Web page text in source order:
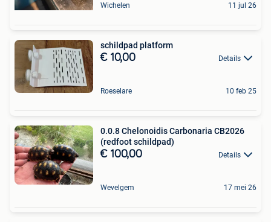
Wichelen 11 jul 26
schildpad platform
€ 10,00 Details
Roeselare 10 feb 25
0.0.8 Chelonoidis Carbonaria CB2026
(redfoot schildpad)
€ 100,00 Details
Wevelgem 17 mei 26